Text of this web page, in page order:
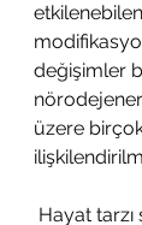
değişimler
üzere